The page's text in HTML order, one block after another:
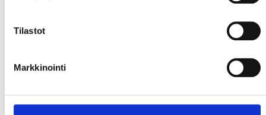
Tilastot
Markkinointi